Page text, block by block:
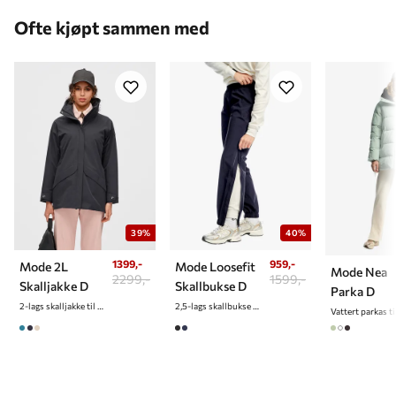
Ofte kjøpt sammen med
39%
Mode 2L
Skalljakke D
2-lags skalljakke til dame
1399,-
2299,-
40%
Mode Loosefit
Skallbukse D
2,5-lags skallbukse til dame
959,-
1599,-
Mode Nea
Parka D